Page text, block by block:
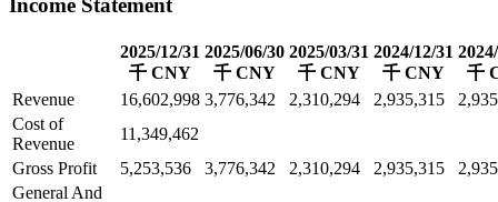
Income Statement
2025/12/31
千 CNY
2025/06/30
千 CNY
2025/03/31
千 CNY
2024/12/31
千 CNY
千
Revenue
16,602,998 3,776,342 2,310,294 2,935,315
Cost of
Revenue
11,349,462
Gross Profit
5,253,536 3,776,342 2,310,294 2,935,315
General And